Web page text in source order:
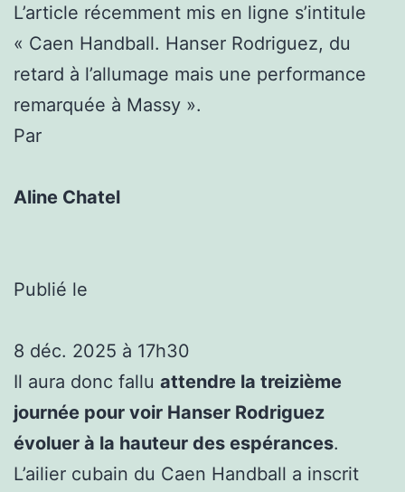
L’article récemment mis en ligne s’intitule
« Caen Handball. Hanser Rodriguez, du
retard à l’allumage mais une performance
remarquée à Massy ».
Par
Aline Chatel
Publié le
8 déc. 2025 à 17h30
Il aura donc fallu attendre la treizième
journée pour voir Hanser Rodriguez
évoluer à la hauteur des espérances.
L’ailier cubain du Caen Handball a inscrit